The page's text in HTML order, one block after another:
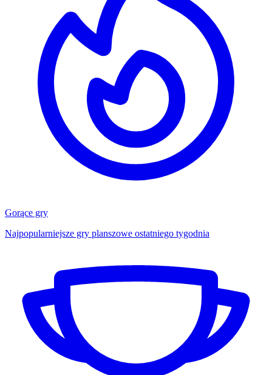
Gorące gry
Najpopularniejsze gry planszowe ostatniego tygodnia